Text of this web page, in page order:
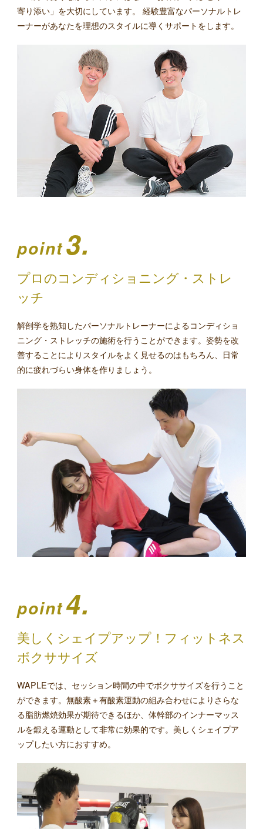
寄り添い」を大切にしています。 経験豊富なパーソナルトレ
ーナーがあなたを理想のスタイルに導くサポートをします。
point3.
プロのコンディショニング・ストレ
ッチ
解剖学を熟知したパーソナルトレーナーによるコンディショ
ニング・ストレッチの施術を行うことができます。姿勢を改
善することによりスタイルをよく見せるのはもちろん、日常
的に疲れづらい身体を作りましょう。
point4.
美しくシェイプアップ！フィットネス
ボクササイズ
WAPLEでは、セッション時間の中でボクササイズを行うこと
ができます。無酸素＋有酸素運動の組み合わせによりさらな
る脂肪燃焼効果が期待できるほか、体幹部のインナーマッス
ルを鍛える運動として非常に効果的です。美しくシェイプア
ップしたい方におすすめ。